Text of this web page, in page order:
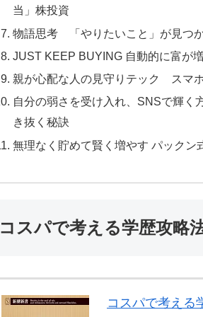
当」株投資
物語思考 「やりたいこと」が見つ
JUST KEEP BUYING 自動的に富が
親が心配な人の見守りテック スマ
自分の弱さを受け入れ、SNSで輝く
き抜く秘訣
無理なく貯めて賢く増やす パックン
コスパで考える学歴攻略
コスパで考える